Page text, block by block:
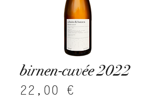
birnen-cuvée 2022
22,00 €